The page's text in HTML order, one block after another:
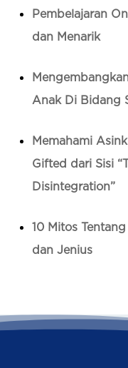
Pembelajaran
dan Menarik
Anak Di Bidang
Memahami
Gifted dari Sisi
Disintegration”
10 Mitos
dan Jenius